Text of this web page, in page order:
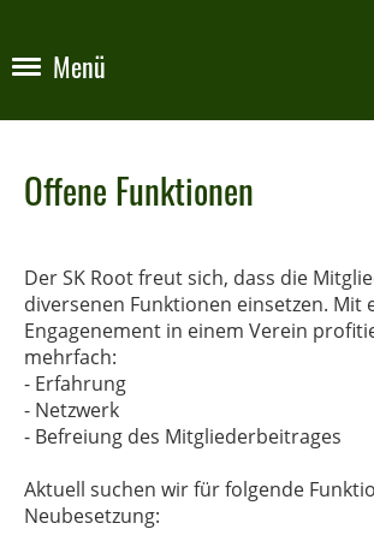
Menü
Offene Funktionen
Der SK Root freut sich, dass die
diversenen Funktionen einsetzen. Mit
Engagenement in einem Verein
mehrfach:
- Erfahrung
- Netzwerk
- Befreiung des Mitgliederbeitrages
Aktuell suchen wir für folgende
Neubesetzung: